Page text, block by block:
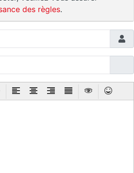
des règles.